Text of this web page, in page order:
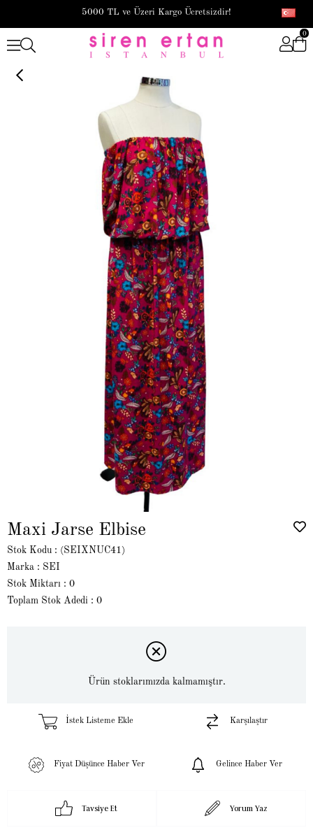
5000 TL ve Üzeri Kargo Ücretsizdir!
0
Maxi Jarse Elbise
Stok Kodu
(SEIXNUC41)
Marka : SEI
Stok Miktarı : 0
Toplam Stok Adedi : 0
Ürün stoklarımızda kalmamıştır.
İstek Listeme Ekle Karşılaştır
Fiyat Düşünce Haber Ver Gelince Haber Ver
Tavsiye Et Yorum Yaz